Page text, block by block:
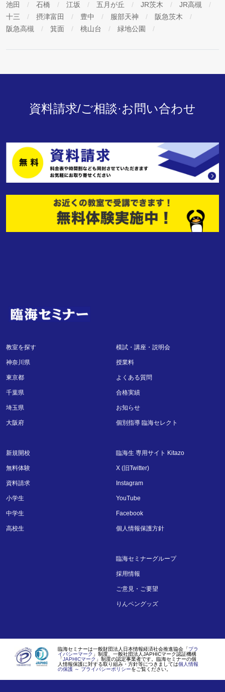
池田 石橋 江坂 五月が丘 JR茨木
JR高槻
十三
摂津富田 豊中 服部天神
阪急茨木
阪急高槻
箕面 桃山台 緑地公園
資料請求/ご相談·お問い合わせ
教室を探す
神奈川県
東京都
千葉県
埼玉県
大阪府
新規開校
無料体験
資料請求
小学生
中学生
高校生
模試・講座・説明会
授業料
よくある質問
合格実績
お知らせ
個別指導 臨海セレクト
臨海生 専用サイト Kitazo
X (旧Twitter)
Instagram
YouTube
Facebook
個人情報保護方針
臨海セミナーグループ
採用情報
ご意見・ご要望
りんペングッズ
臨海セミナーは一般財団法人日本情報経済社会推進協会「プラ
イバシーマーク 」制度、一般社団法人JAPHICマーク認証機構
「JAPHICマーク 」制度の認定事業者です。臨海セミナーの個
人情報保護に対する取り組み・方針等につきましては個人情報
の保護 ～ プライバシーポリシーをご覧ください。